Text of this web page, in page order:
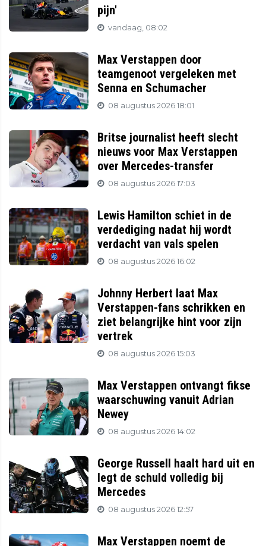
pijn'
vandaag, 08:02
Max Verstappen door
teamgenoot vergeleken met
Senna en Schumacher
08 augustus 2026 18:01
Britse journalist heeft slecht
nieuws voor Max Verstappen
over Mercedes-transfer
08 augustus 2026 17:03
Lewis Hamilton schiet in de
verdediging nadat hij wordt
verdacht van vals spelen
08 augustus 2026 16:02
Johnny Herbert laat Max
Verstappen-fans schrikken en
ziet belangrijke hint voor zijn
vertrek
08 augustus 2026 15:03
Max Verstappen ontvangt fikse
waarschuwing vanuit Adrian
Newey
08 augustus 2026 14:02
George Russell haalt hard uit en
legt de schuld volledig bij
Mercedes
08 augustus 2026 12:57
Max Verstappen noemt de